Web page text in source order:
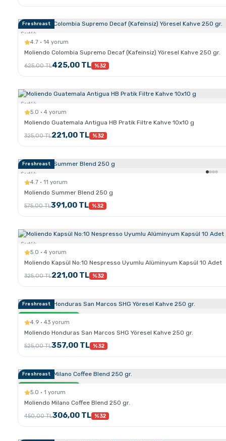
Freshroast
Sertlik:
4.7 · 14 yorum
Moliendo Colombia Supremo Decaf (Kafeinsiz) Yöresel Kahve 250 gr.
625,00 TL425,00 TL %32
Sertlik:
5.0 · 4 yorum
Moliendo Guatemala Antigua HB Pratik Filtre Kahve 10x10 g
325,00 TL221,00 TL %32
Freshroast
Sertlik:
4.7 · 11 yorum
Moliendo Summer Blend 250 g
575,00 TL391,00 TL %32
Sertlik:
5.0 · 4 yorum
Moliendo Kapsül No:10 Nespresso Uyumlu Alüminyum Kapsül 10 Adet
325,00 TL221,00 TL %32
Freshroast
Sertlik:
4.9 · 43 yorum
Moliendo Honduras San Marcos SHG Yöresel Kahve 250 gr.
525,00 TL357,00 TL %32
Freshroast
Sertlik:
5.0 · 1 yorum
Moliendo Milano Coffee Blend 250 gr.
450,00 TL306,00 TL %32